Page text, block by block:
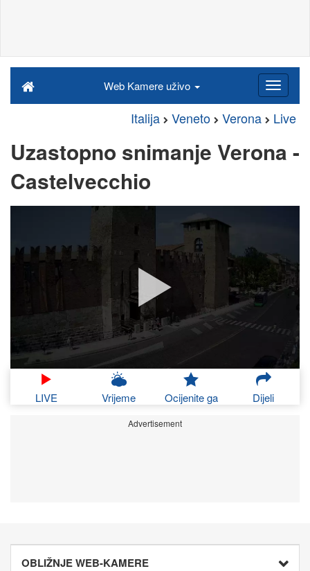
Web Kamere uživo
Italija Veneto Verona Live
Uzastopno snimanje Verona -
Castelvecchio
LIVE Vrijeme Ocijenite ga Dijeli
Advertisement
OBLIŽNJE WEB-KAMERE